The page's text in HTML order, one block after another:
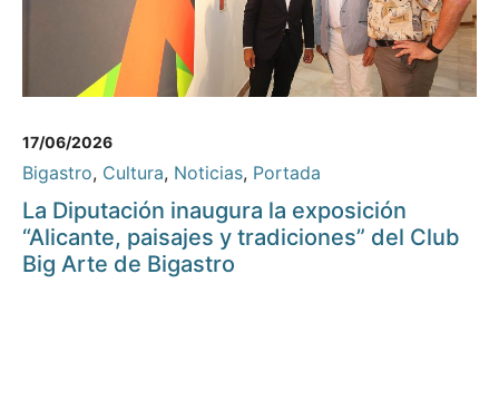
17/06/2026
Bigastro, Cultura, Noticias, Portada
La Diputación inaugura la exposición
“Alicante, paisajes y tradiciones” del Club
Big Arte de Bigastro